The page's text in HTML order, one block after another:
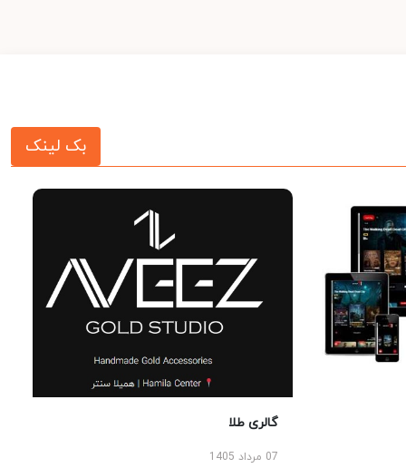
بک لینک
گالری طلا
07 مرداد 1405